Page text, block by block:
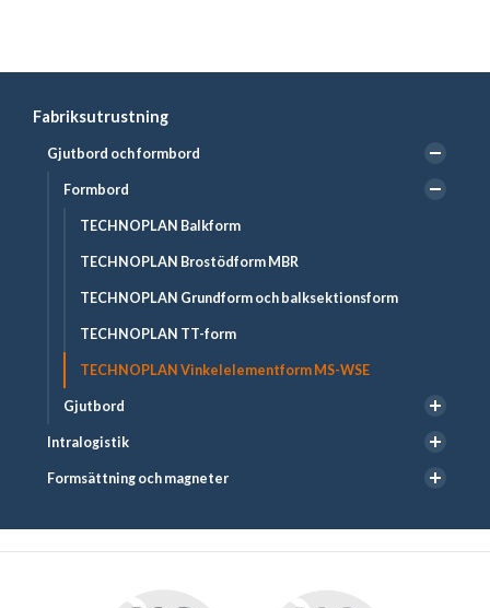
Fabriksutrustning
Gjutbord och formbord
Formbord
TECHNOPLAN Balkform
TECHNOPLAN Brostödform MBR
TECHNOPLAN Grundform och balksektionsform
TECHNOPLAN TT-form
TECHNOPLAN Vinkelelementform MS-WSE
Gjutbord
Intralogistik
Formsättning och magneter